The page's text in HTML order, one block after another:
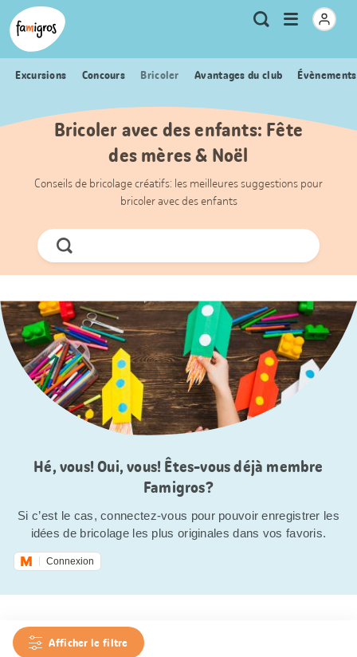
Signets
de
navigation
Header
Logo Métanavigation
RechercheOuvrir
Excursions Concours Bricoler Avantages du club
Bricoler avec des enfants: Fête
des mères & Noël
Conseils de bricolage créatifs: les meilleures suggestions pour
bricoler avec des enfants
Chercher
Hé, vous! Oui, vous! Êtes-vous déjà membre
Famigros?
Si c’est le cas, connectez-vous pour pouvoir enregistrer les
idées de bricolage les plus originales dans vos favoris.
Connexion
Afficher le filtre